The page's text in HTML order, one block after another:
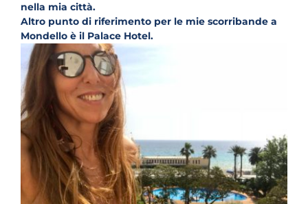
nella mia città.
Altro punto di riferimento per le mie scorribande a
Mondello è il Palace Hotel.